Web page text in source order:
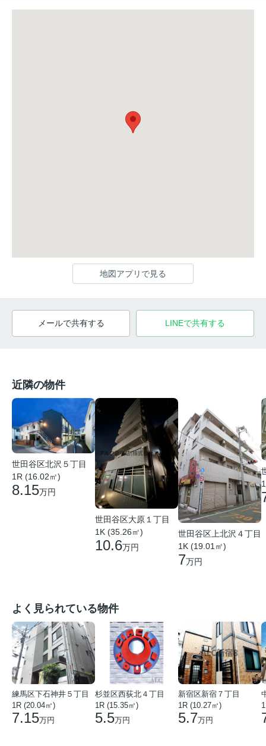
地図アプリで見る
メールで共有する LINEで共有する
近隣の物件
世田谷区北沢５丁目
1R (16.02㎡)
8.15万円
世田谷区大原１丁目
1K (35.26㎡)
10.6万円
世田谷区上北沢４丁目
1K (19.01㎡)
7万円
よく見られている物件
練馬区下石神井５丁目
1R (20.04㎡)
7.15万円
杉並区西荻北４丁目
1R (15.35㎡)
5.5万円
新宿区新宿７丁目
1R (10.27㎡)
5.7万円